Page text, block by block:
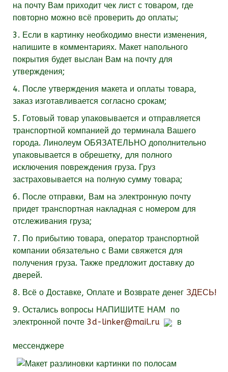
на почту Вам приходит чек лист с товаром, где
повторно можно всё проверить до оплаты;
3. Если в картинку необходимо внести изменения,
напишите в комментариях. Макет напольного
покрытия будет выслан Вам на почту для
утверждения;
4. После утверждения макета и оплаты товара,
заказ изготавливается согласно срокам;
5. Готовый товар упаковывается и отправляется
транспортной компанией до терминала Вашего
города. Линолеум ОБЯЗАТЕЛЬНО дополнительно
упаковывается в обрешетку, для полного
исключения повреждения груза. Груз
застраховывается на полную сумму товара;
6. После отправки, Вам на электронную почту
придет транспортная накладная с номером для
отслеживания груза;
7. По прибытию товара, оператор транспортной
компании обязательно с Вами свяжется для
получения груза. Также предложит доставку до
дверей.
8. Всё о Доставке, Оплате и Возврате денег ЗДЕСЬ!
9. Остались вопросы НАПИШИТЕ НАМ
по
электронной почте 3d-linker@mail.ru в
мессенджере